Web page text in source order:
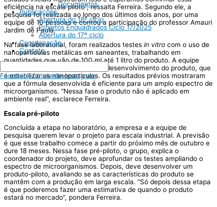
Documentos
Publicações
Abertura do 18º ciclo
Projetos Enquadrados Ciclo 17/2025
Abertura do 17º ciclo
Coordenação
Contato
Facebook-f Linkedin Instagram
eficiência na escala piloto”, ressalta Ferreira. Segundo ele, a
pesquisa foi realizada ao longo dos últimos dois anos, por uma
equipe de 10 pessoas e contou a participação do professor Amauri
Jardim de Paula.
Na fase laboratorial, foram realizados testes in vitro com o uso de
nanopartículas metálicas em saneantes, trabalhando em
quantidades que vão de 100 ml até 1 litro do produto. A equipe
conseguiu a parte mais difícil do desenvolvimento do produto, que
é estabilizar as nanopartículas. Os resultados prévios mostraram
que a fórmula desenvolvida é eficiente para um amplo espectro de
microorganismos. “Nessa fase o produto não é aplicado em
ambiente real”, esclarece Ferreira.
Escala pré-piloto
Concluída a etapa no laboratório, a empresa e a equipe de
pesquisa querem levar o projeto para escala industrial. A previsão
é que esse trabalho comece a partir do próximo mês de outubro e
dure 18 meses. Nessa fase pré-piloto, o grupo, explica o
coordenador do projeto, deve aprofundar os testes ampliando o
espectro de microorganismos. Depois, deve desenvolver um
produto-piloto, avaliando se as características do produto se
mantêm com a produção em larga escala. “Só depois dessa etapa
é que poderemos fazer uma estimativa de quando o produto
estará no mercado”, pondera Ferreira.